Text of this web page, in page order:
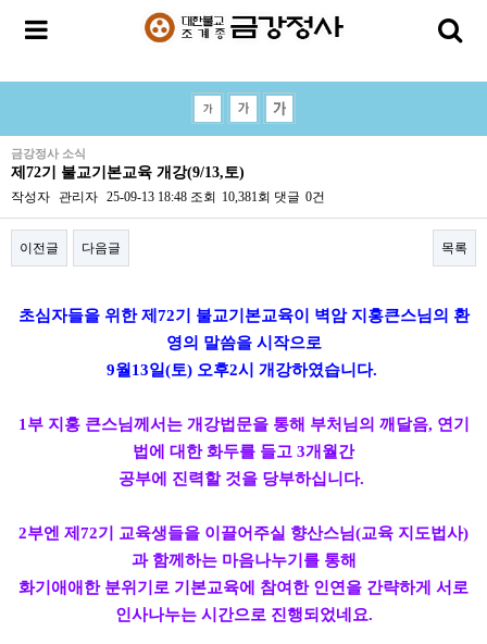
금강정사 소식
제72기 불교기본교육 개강(9/13,토)
작성자 관리자 25-09-13 18:48 조회 10,381회 댓글 0건
이전글 다음글 목록
초심자들을 위한 제72기 불교기본교육이 벽암 지홍큰스님의 환
영의 말씀을 시작으로
9월13일(토) 오후2시 개강하였습니다.
1부 지홍 큰스님께서는 개강법문을 통해 부처님의 깨달음, 연기
법에 대한 화두를 들고 3개월간
공부에 진력할 것을 당부하십니다.
2부엔 제72기 교육생들을 이끌어주실 향산스님(교육 지도법사)
과 함께하는 마음나누기를 통해
화기애애한 분위기로 기본교육에 참여한 인연을 간략하게 서로
인사나누는 시간으로 진행되었네요.